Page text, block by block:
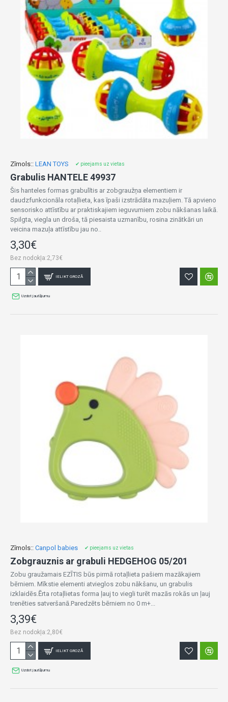
Zīmols:: LEAN TOYS ✔ pieejams uz vietas
Grabulis HANTELE 49937
Šis hanteles formas grabulītis ar zobgraužņa elementiem ir
daudzfunkcionāla rotaļlieta, kas īpaši izstrādāta mazuļiem. Tā apvieno
sensorisko attīstību ar praktiskajiem ieguvumiem zobu nākšanas laikā.
Spilgta, viegla un droša, tā piesaista uzmanību, rosina zinātkāri un
veicina mazuļa attīstību jau no..
3,30€
Bez nodokļa:2,73€
IELIKT GROZĀ
Uzdot jautājumu
Zīmols:: Canpol babies ✔ pieejams uz vietas
Zobgrauznis ar grabuli HEDGEHOG 05/201
Zobu graužamais EZĪTIS būs pirmā rotaļlieta pašiem mazākajiem
bērniem. Mīkstie elementi atvieglos zobu nākšanu, un grabulis
izklaidēs.Ērta rotaļlietas forma ļauj to viegli turēt mazās rokās un ļauj
trenēties satveršanā.Paredzēts bērniem no 0 m+...
3,39€
Bez nodokļa:2,80€
IELIKT GROZĀ
Uzdot jautājumu